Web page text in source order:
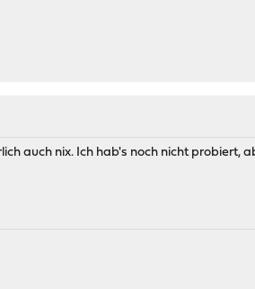
auch nix. Ich hab's noch nicht probiert,